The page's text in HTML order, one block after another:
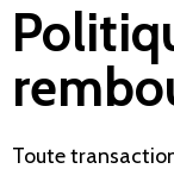
Toute